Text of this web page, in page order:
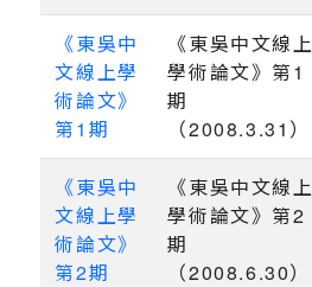
《東吳中
文線上學
術論文》
第1期
《東吳中文線上
學術論文》第1
期
（2008.3.31）
《東吳中
文線上學
術論文》
第2期
《東吳中文線上
學術論文》第2
期
（2008.6.30）